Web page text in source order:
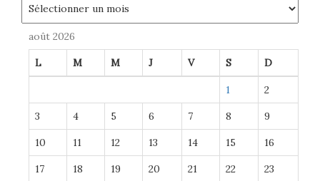
août 2026
L M M J V S D
1 2
3 4 5 6 7 8 9
10 11 12 13 14 15 16
17 18 19 20 21 22 23